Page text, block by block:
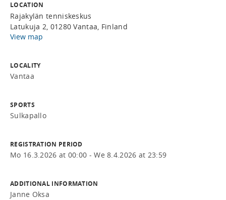
LOCATION
Rajakylän tenniskeskus
Latukuja 2, 01280 Vantaa, Finland
View map
LOCALITY
Vantaa
SPORTS
Sulkapallo
REGISTRATION PERIOD
Mo 16.3.2026 at 00:00 - We 8.4.2026 at 23:59
ADDITIONAL INFORMATION
Janne Oksa